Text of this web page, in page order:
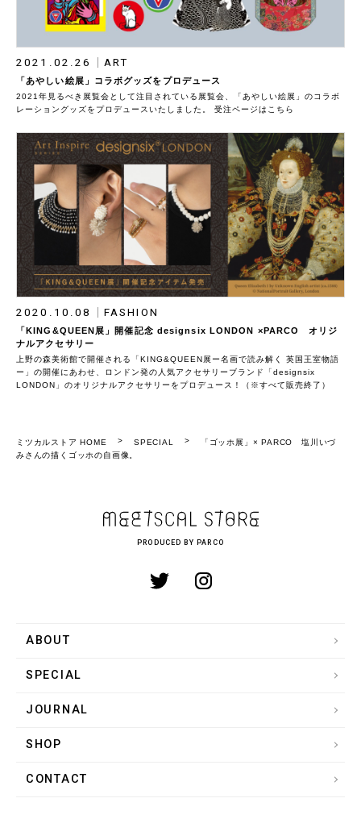
2021.02.26 ART
「あやしい絵展」コラボグッズをプロデュース
2021年見るべき展覧会として注目されている展覧会、「あやしい絵展」のコラボ
2020.10.08 FASHION
「KING&QUEEN展」開催記念 designsix LONDON ×PARCO オリジ
ナルアクセサリー
上野の森美術館で開催される「KING&QUEEN展ー名画で読み解く 英国王室物語
ー」の開催にあわせ、ロンドン発の人気アクセサリーブランド「designsix
LONDON」のオリジナルアクセサリーをプロデュース！（※すべて販売終了）
ミツカルストア HOME SPECIAL
「ゴッホ展」× PARCO 塩川いづ
みさんの描くゴッホの自画像。
PRODUCED BY PARCO
ABOUT
SPECIAL
JOURNAL
SHOP
CONTACT